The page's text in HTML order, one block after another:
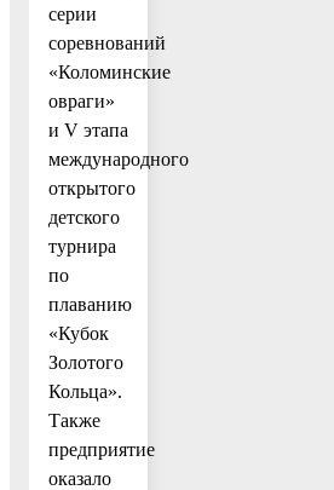
серии
соревнований
«Коломинские
овраги»
и V этапа
международного
открытого
детского
турнира
по
плаванию
«Кубок
Золотого
Кольца».
Также
предприятие
оказало